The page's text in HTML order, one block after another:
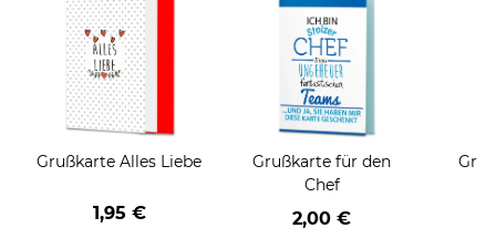
Grußkarte Alles Liebe
1,95 €
Grußkarte für den
Chef
2,00 €